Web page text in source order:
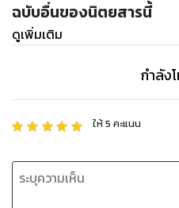
ฉบับอื่นของนิตยสารนี้
ดูเพิ่มเติม
กำลัง
ให้5 คะแนน